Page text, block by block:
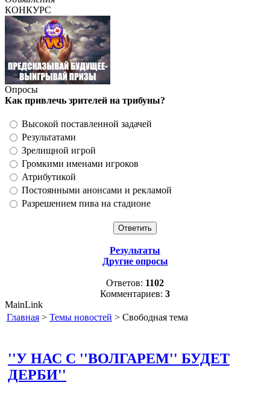
КОНКУРС
Опросы
Как привлечь зрителей на трибуны?
Высокой поставленной задачей
Результатами
Зрелищной игрой
Громкими именами игроков
Атрибутикой
Постоянными анонсами и рекламой
Разрешением пива на стадионе
Результаты
Другие опросы
Ответов: 1102
Комментариев: 3
MainLink
Главная > Темы новостей > Свободная тема
''У НАС С ''ВОЛГАРЕМ'' БУДЕТ
ДЕРБИ''